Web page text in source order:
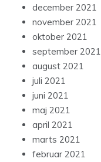
december 2021
november 2021
oktober 2021
september 2021
august 2021
juli 2021
juni 2021
maj 2021
april 2021
marts 2021
februar 2021